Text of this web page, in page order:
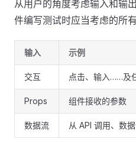
从用户的角度考虑输入和输
件编写测试时应当考虑的所有
输入 示例
交互 点击、输入……及
Props 组件接收的参数
数据流 从 API 调用、数